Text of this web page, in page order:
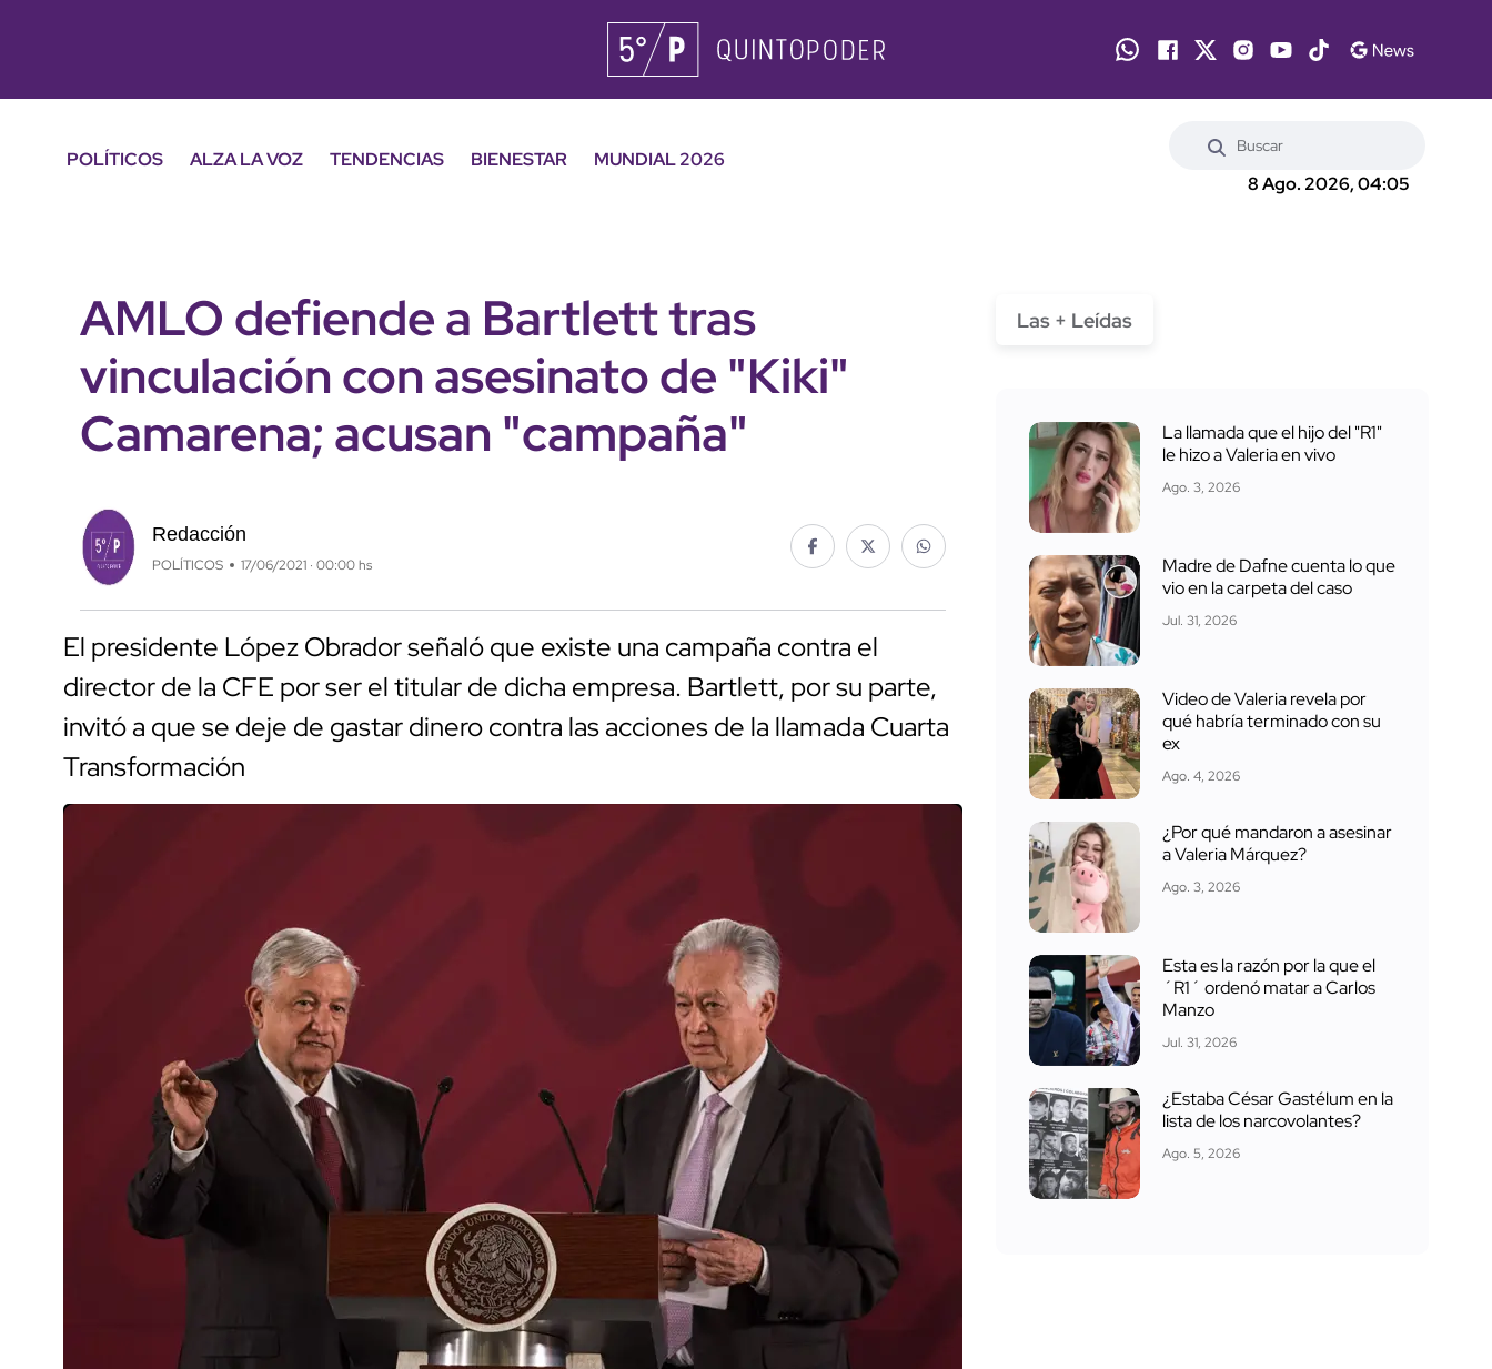
POLÍTICOS ALZA LA VOZ TENDENCIAS BIENESTAR
MUNDIAL 2026
8 Ago. 2026, 04:05
AMLO defiende a Bartlett tras
vinculación con asesinato de "Kiki"
Camarena; acusan "campaña"
Redacción
POLÍTICOS 17/06/2021 · 00:00 hs
El presidente López Obrador señaló que existe una campaña contra el
director de la CFE por ser el titular de dicha empresa. Bartlett, por su parte,
invitó a que se deje de gastar dinero contra las acciones de la llamada Cuarta
Transformación
Las + Leídas
La llamada que el hijo del "R1"
le hizo a Valeria en vivo
Ago. 3, 2026
Madre de Dafne cuenta lo que
vio en la carpeta del caso
Jul. 31, 2026
Video de Valeria revela por
qué habría terminado con su
ex
Ago. 4, 2026
¿Por qué mandaron a asesinar
a Valeria Márquez?
Ago. 3, 2026
Esta es la razón por la que el
´R1´ ordenó matar a Carlos
Manzo
Jul. 31, 2026
¿Estaba César Gastélum en la
lista de los narcovolantes?
Ago. 5, 2026